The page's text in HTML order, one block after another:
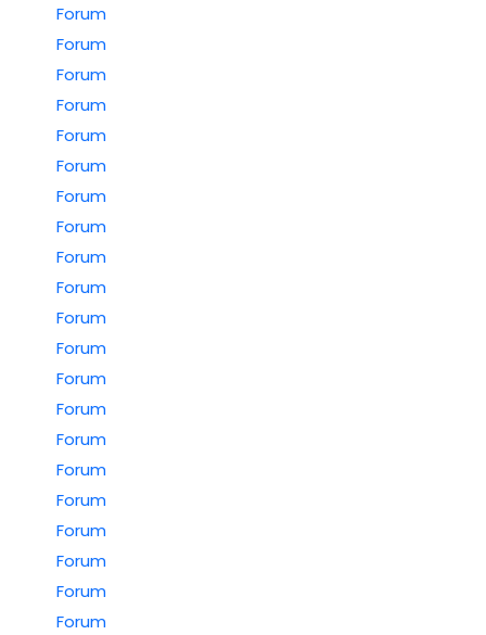
Forum
Forum
Forum
Forum
Forum
Forum
Forum
Forum
Forum
Forum
Forum
Forum
Forum
Forum
Forum
Forum
Forum
Forum
Forum
Forum
Forum